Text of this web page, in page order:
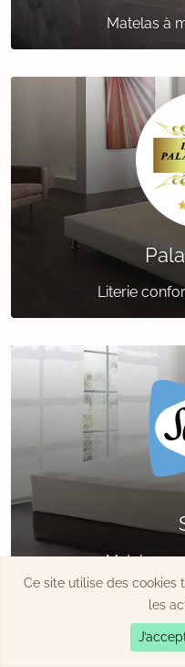
Matelas à
Literie
Matelas
Ce site utilise des cookies
les